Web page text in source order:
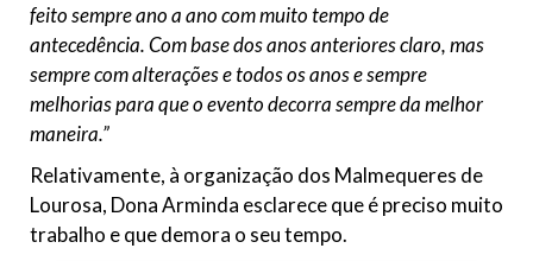
feito sempre ano a ano com muito tempo de
antecedência. Com base dos anos anteriores claro, mas
sempre com alterações e todos os anos e sempre
melhorias para que o evento decorra sempre da melhor
maneira.”
Relativamente, à organização dos Malmequeres de
Lourosa, Dona Arminda esclarece que é preciso muito
trabalho e que demora o seu tempo.